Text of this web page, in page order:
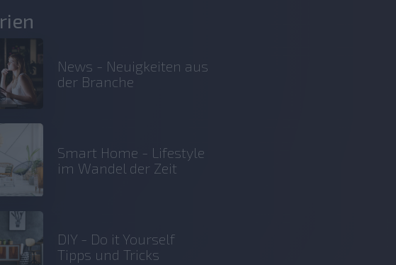
News - Neuigkeiten aus
der Branche
Smart Home - Lifestyle
im Wandel der Zeit
DIY - Do it Yourself
Tipps und Tricks